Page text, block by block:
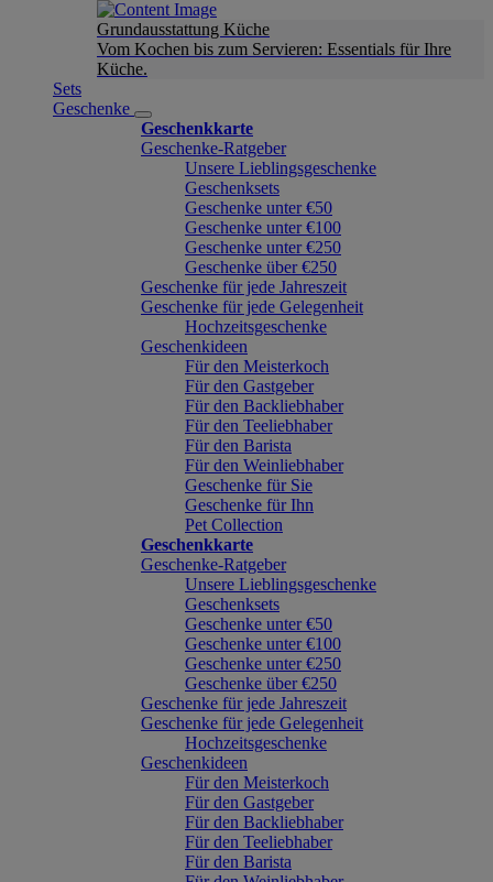
Grundausstattung Küche
Vom Kochen bis zum Servieren: Essentials für Ihre
Küche.
Sets
Geschenke
Geschenkkarte
Geschenke-Ratgeber
Unsere Lieblingsgeschenke
Geschenksets
Geschenke unter €50
Geschenke unter €100
Geschenke unter €250
Geschenke über €250
Geschenke für jede Jahreszeit
Geschenke für jede Gelegenheit
Hochzeitsgeschenke
Geschenkideen
Für den Meisterkoch
Für den Gastgeber
Für den Backliebhaber
Für den Teeliebhaber
Für den Barista
Für den Weinliebhaber
Geschenke für Sie
Geschenke für Ihn
Pet Collection
Geschenkkarte
Geschenke-Ratgeber
Unsere Lieblingsgeschenke
Geschenksets
Geschenke unter €50
Geschenke unter €100
Geschenke unter €250
Geschenke über €250
Geschenke für jede Jahreszeit
Geschenke für jede Gelegenheit
Hochzeitsgeschenke
Geschenkideen
Für den Meisterkoch
Für den Gastgeber
Für den Backliebhaber
Für den Teeliebhaber
Für den Barista